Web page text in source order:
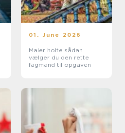
01. June 2026
Maler holte sådan
vælger du den rette
fagmand til opgaven